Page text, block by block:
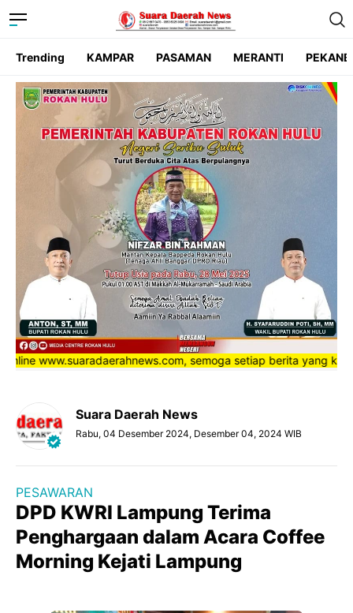
Trending KAMPAR PASAMAN MERANTI
www.suaradaerahnews.com, semoga setiap berita yang kami
Suara Daerah News
Rabu, 04 Desember 2024, Desember 04, 2024 WIB
PESAWARAN
DPD KWRI Lampung Terima
Penghargaan dalam Acara Coffee
Morning Kejati Lampung